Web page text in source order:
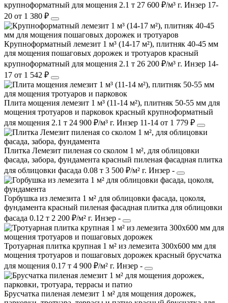
крупноформатный для мощения 2.1 т 27 600 ₽/м³ г. Инзер 17-
20 от 1 380 ₽
Крупноформатный лемезит 1 м³ (14-17 м²), плитняк 40-45 мм
для мощения пошаговых дорожек и тротуаров красный
крупноформатный для мощения 2.1 т 26 200 ₽/м³ г. Инзер 14-
17 от 1 542 ₽
Плита мощения лемезит 1 м³ (11-14 м²), плитняк 50-55 мм для
мощения тротуаров и парковок красный крупноформатный
для мощения 2.1 т 24 900 ₽/м³ г. Инзер 11-14 от 1 779 ₽
Плитка Лемезит пиленая со сколом 1 м², для облицовки
фасада, забора, фундамента красный пиленая фасадная плитка
для облицовки фасада 0.08 т 3 500 ₽/м² г. Инзер -
Горбушка из лемезита 1 м² для облицовки фасада, цоколя,
фундамента красный пиленая фасадная плитка для облицовки
фасада 0.12 т 2 200 ₽/м² г. Инзер -
Тротуарная плитка крупная 1 м² из лемезита 300х600 мм для
мощения тротуаров и пошаговых дорожек красный брусчатка
для мощения 0.17 т 4 900 ₽/м² г. Инзер -
Брусчатка пиленая лемезит 1 м² для мощения дорожек,